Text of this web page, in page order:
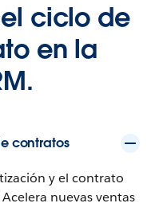
ciclo de
en la
contratos
y el contrato
nuevas ventas